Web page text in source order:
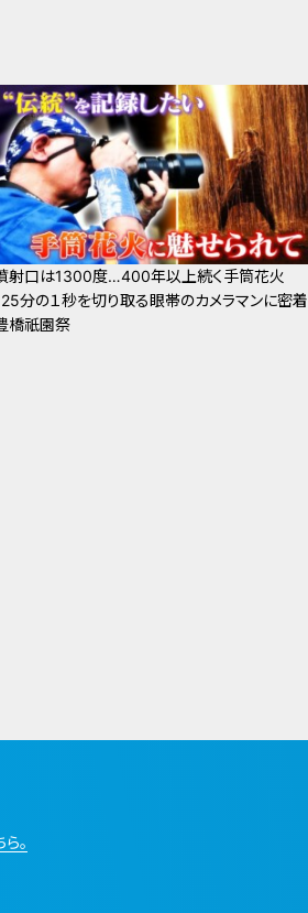
射口は1300度…400年以上続く手筒花火
分の１秒を切り取る眼帯のカメラマンに密着
橋祇園祭
。